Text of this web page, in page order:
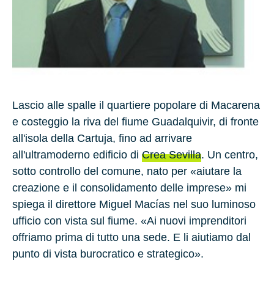
Lascio alle spalle il quartiere popolare di Macarena
e costeggio la riva del fiume Guadalquivir, di fronte
all'isola della Cartuja, fino ad arrivare
all'ultramoderno edificio di Crea Sevilla. Un centro,
sotto controllo del comune, nato per «aiutare la
creazione e il consolidamento delle imprese» mi
spiega il direttore Miguel Macías nel suo luminoso
ufficio con vista sul fiume. «Ai nuovi imprenditori
offriamo prima di tutto una sede. E li aiutiamo dal
punto di vista burocratico e strategico».